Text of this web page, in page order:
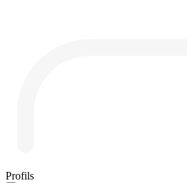
Profils